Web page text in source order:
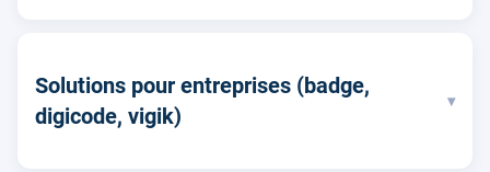
Solutions pour entreprises (badge,
digicode, vigik)
▾